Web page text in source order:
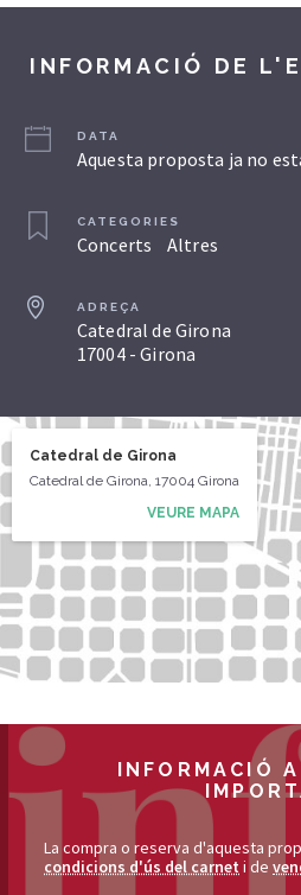
INFORMACIÓ DE
DATA
Aquesta proposta ja no
CATEGORIES
Concerts Altres
ADREÇA
Catedral de Girona
17004 - Girona
Catedral de Girona
Catedral de Girona, 17004 Girona
VEURE MAPA
INFORMACIÓ
La compra o reserva d'aquesta
condicions d'ús del carnet i de